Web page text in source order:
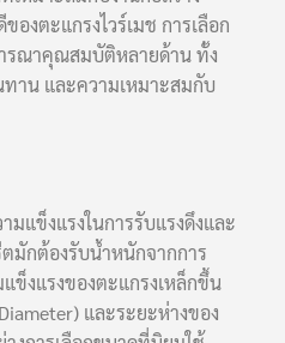
งตะแกรงไวร์เมช การเลือก
รณาคุณสมบัติหลายด้าน ทั้ง
าน และความเหมาะสมกับ
มแข็งแรงในการรับแรงดึงและ
มักต้องรับน้ำหนักจากการ
ข็งแรงของตะแกรงเหล็กขึ้น
และระยะห่างของ